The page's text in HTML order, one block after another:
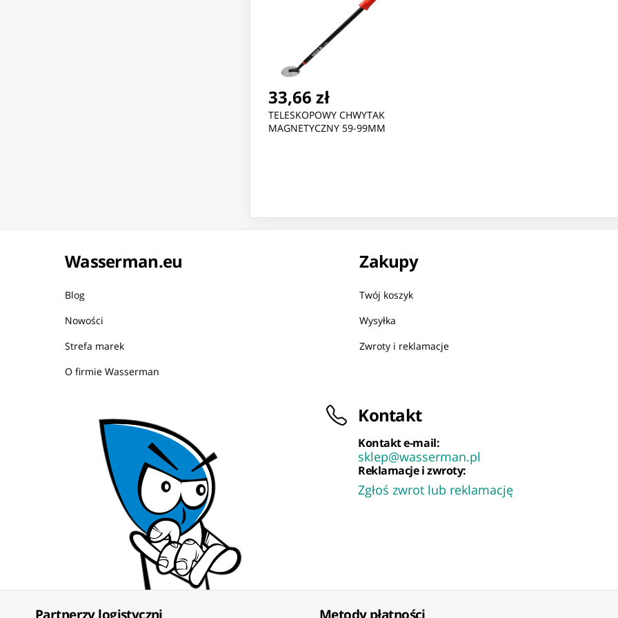
33,66 zł
TELESKOPOWY CHWYTAK
MAGNETYCZNY 59-99MM
Wasserman.eu
Blog
Nowości
Strefa marek
O firmie Wasserman
Zakupy
Twój koszyk
Wysyłka
Zwroty i reklamacje
Kontakt
Kontakt e-mail:
sklep@wasserman.pl
Reklamacje i zwroty:
Zgłoś zwrot lub reklamację